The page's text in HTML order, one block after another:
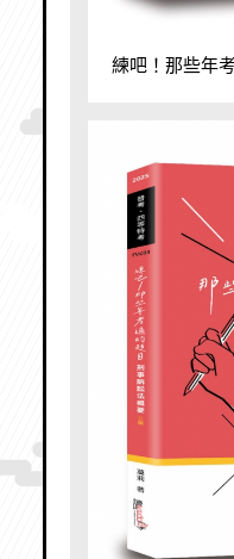
練吧！那些年